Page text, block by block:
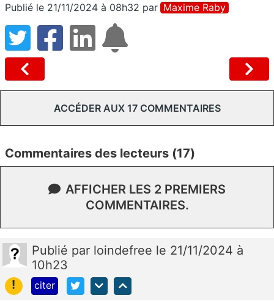
Publié le 21/11/2024 à 08h32 par Maxime Raby
ACCÉDER AUX 17 COMMENTAIRES
Commentaires des lecteurs (17)
AFFICHER LES 2 PREMIERS
COMMENTAIRES.
Publié par loindefree le 21/11/2024 à
10h23
!
citer